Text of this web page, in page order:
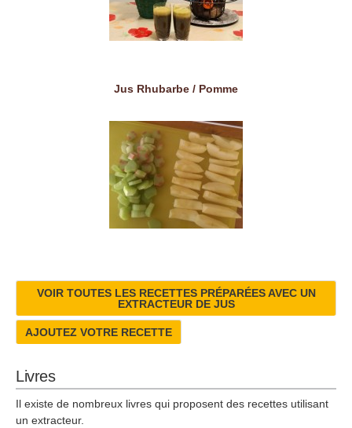
Jus Rhubarbe / Pomme
VOIR TOUTES LES RECETTES PRÉPARÉES AVEC UN
EXTRACTEUR DE JUS
AJOUTEZ VOTRE RECETTE
Livres
Il existe de nombreux livres qui proposent des recettes utilisant
un extracteur.